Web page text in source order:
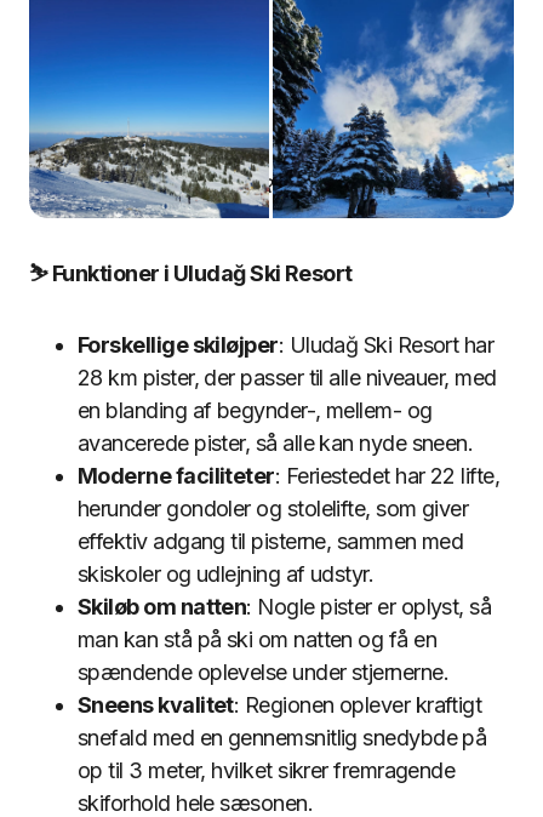
Uludağ Ski Resort, Tyrkiet
⛷️ Funktioner i Uludağ Ski Resort
Forskellige skiløjper: Uludağ Ski Resort har
28 km pister, der passer til alle niveauer, med
en blanding af begynder-, mellem- og
avancerede pister, så alle kan nyde sneen.
Moderne faciliteter: Feriestedet har 22 lifte,
herunder gondoler og stolelifte, som giver
effektiv adgang til pisterne, sammen med
skiskoler og udlejning af udstyr.
Skiløb om natten: Nogle pister er oplyst, så
man kan stå på ski om natten og få en
spændende oplevelse under stjernerne.
Sneens kvalitet: Regionen oplever kraftigt
snefald med en gennemsnitlig snedybde på
op til 3 meter, hvilket sikrer fremragende
skiforhold hele sæsonen.